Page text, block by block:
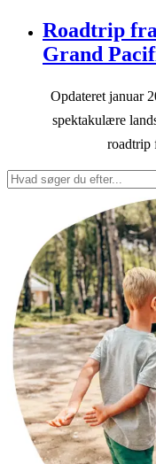
Roadtrip
Grand
Opdateret januar
spektakulære
roadtrip